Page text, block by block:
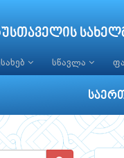
სწავლა